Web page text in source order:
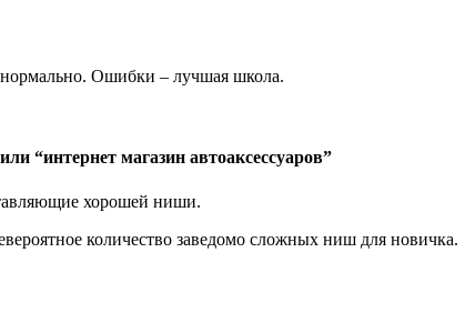
Ошибки – лучшая школа.
“интернет магазин автоаксессуаров”
хорошей ниши.
количество заведомо сложных ниш для новичка.